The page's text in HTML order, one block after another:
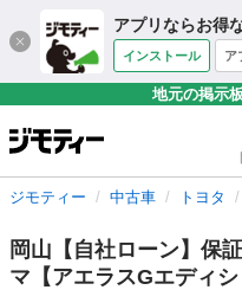
アプリならお得
インストール ア
地元の掲示
ジモティー 中古車 トヨタ
岡山【自社ローン】保
マ【アエラスGエディ